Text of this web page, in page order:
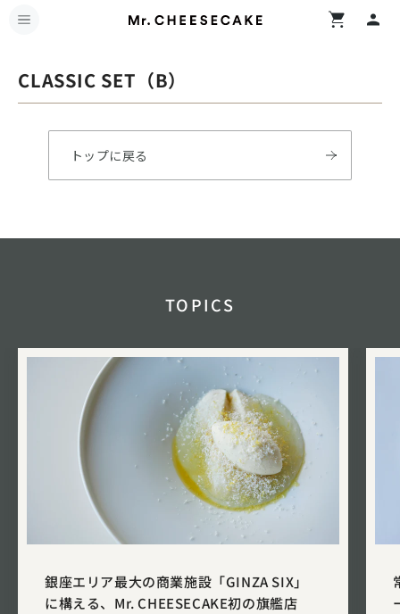
CLASSIC SET（B）
トップに戻る
TOPICS
銀座エリア最大の商業施設「GINZA SIX」
に構える、Mr. CHEESECAKE初の旗艦店